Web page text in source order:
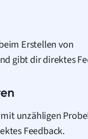
Erstellen von
gibt dir direktes
unzähligen
Feedback.